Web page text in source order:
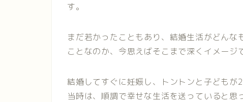
す。
まだ若かったこともあり、結婚生活がどん
ことなのか、今思えばそこまで深くイメージ
結婚してすぐに妊娠し、トントンと子どもが2
当時は、順調で幸せな生活を送っていると思